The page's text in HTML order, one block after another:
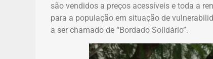
são vendidos a preços acessíveis e toda a
para a população em situação de
a ser chamado de “Bordado Solidário”.